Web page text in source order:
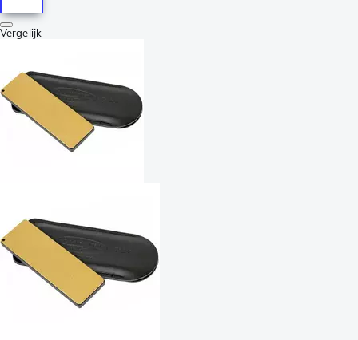
Vergelijk